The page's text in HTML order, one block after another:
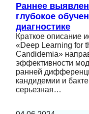
Раннее
глубокое
диагностике
Краткое описание
«Deep Learning for
Candidemia»
эффективности
ранней
кандидемии и
серьезная…